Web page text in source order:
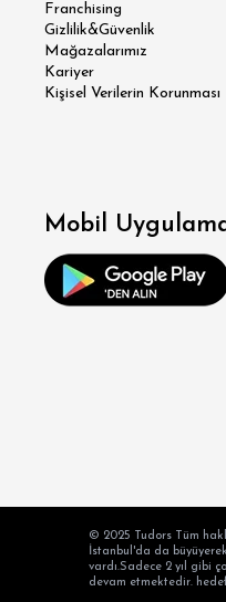
Franchising
Gizlilik&Güvenlik
Mağazalarımız
Kariyer
Kişisel Verilerin Korunması
Mobil
© 2025 Tudors Tüm
İstanbul'da da
vardı.Sadece 2 yıl gibi
devam etmektedir.